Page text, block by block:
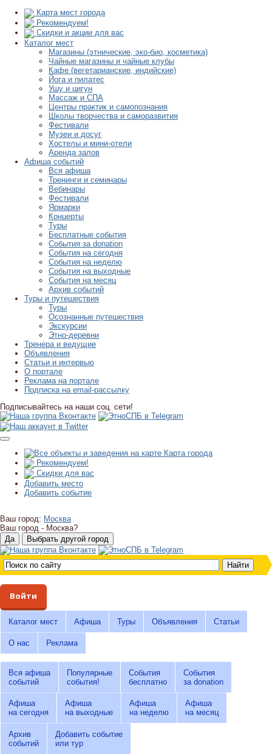
Карта мест города
Рекомендуем!
Скидки и акции для вас
Каталог мест
Магазины (этнические, эко-био, косметика)
Чайные магазины и чайные клубы
Кафе (вегетарианские, индийские)
Йога и пилатес
Ушу и цигун
Массаж и СПА
Центры практик и самопознания
Школы творчества и саморазвития
Фестивали
Музеи и досуг
Хостелы и мини-отели
Аренда залов
Афиша событий
Вся афиша
Тренинги и семинары
Вебинары
Фестивали
Ярмарки
Концерты
Туры
Бесплатные события
События за donation
События на сегодня
События на неделю
События на выходные
События на месяц
Архив событий
Туры и путешествия
Туры
Осознанные путешествия
Экскурсии
Этно-деревни
Тренера и ведущие
Объявления
Статьи и интервью
О портале
Реклама на портале
Подписка на email-рассылку
Подписывайтесь на наши соц. сети!
Карта города
Рекомендуем!
Скидки для вас
Добавить место
Добавить событие
Ваш город: Москва
Ваш город - Москва?
Войти
Каталог мест Афиша Туры Объявления Статьи
О нас Реклама
Вся афиша
событий
Популярные
события!
События
бесплатно
События
за donation
Афиша
на сегодня
Афиша
на выходные
Афиша
на неделю
Афиша
на месяц
Архив
событий
Добавить событие
или тур